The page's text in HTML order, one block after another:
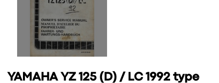
YAMAHA YZ 125 (D) / LC 1992 type